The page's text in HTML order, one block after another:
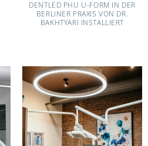
DENTLED PHU U-FORM IN DER
BERLINER PRAXIS VON DR.
BAKHTYARI INSTALLIERT